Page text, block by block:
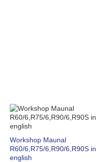
Workshop Maunal
R60/6,R75/6,R90/6,R90S in
english